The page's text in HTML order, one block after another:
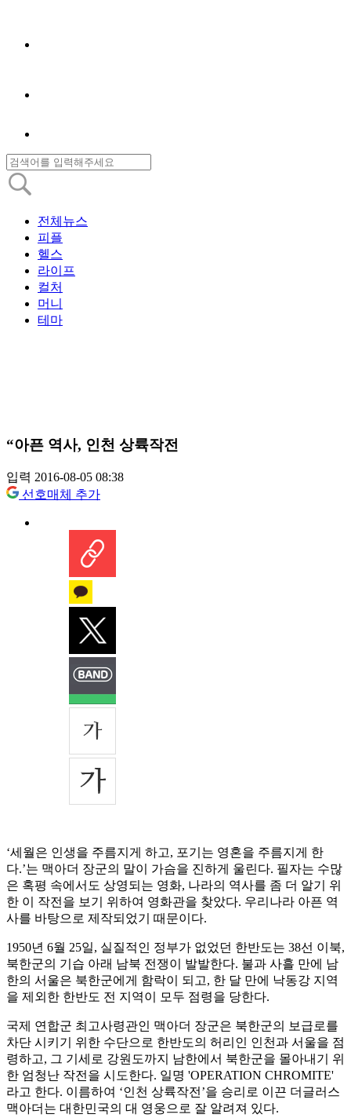
전체뉴스
피플
헬스
라이프
컬처
머니
테마
“아픈 역사, 인천 상륙작전
입력 2016-08-05 08:38
선호매체 추가
‘세월은 인생을 주름지게 하고, 포기는 영혼을 주름지게 한
다.’는 맥아더 장군의 말이 가슴을 진하게 울린다. 필자는 수많
은 혹평 속에서도 상영되는 영화, 나라의 역사를 좀 더 알기 위
한 이 작전을 보기 위하여 영화관을 찾았다. 우리나라 아픈 역
사를 바탕으로 제작되었기 때문이다.
1950년 6월 25일, 실질적인 정부가 없었던 한반도는 38선 이북,
북한군의 기습 아래 남북 전쟁이 발발한다. 불과 사흘 만에 남
한의 서울은 북한군에게 함락이 되고, 한 달 만에 낙동강 지역
을 제외한 한반도 전 지역이 모두 점령을 당한다.
국제 연합군 최고사령관인 맥아더 장군은 북한군의 보급로를
차단 시키기 위한 수단으로 한반도의 허리인 인천과 서울을 점
령하고, 그 기세로 강원도까지 남한에서 북한군을 몰아내기 위
한 엄청난 작전을 시도한다. 일명 'OPERATION CHROMITE'
라고 한다. 이름하여 ‘인천 상륙작전’을 승리로 이끈 더글러스
맥아더는 대한민국의 대 영웅으로 잘 알려져 있다.